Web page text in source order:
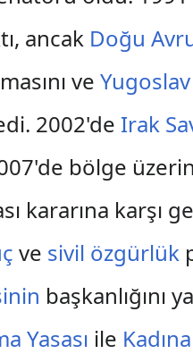
ancak Doğu
veYugoslav
2002'de Irak
bölge
kararına karşı
ve sivil özgürlük
başkanlığını
Yasası ile